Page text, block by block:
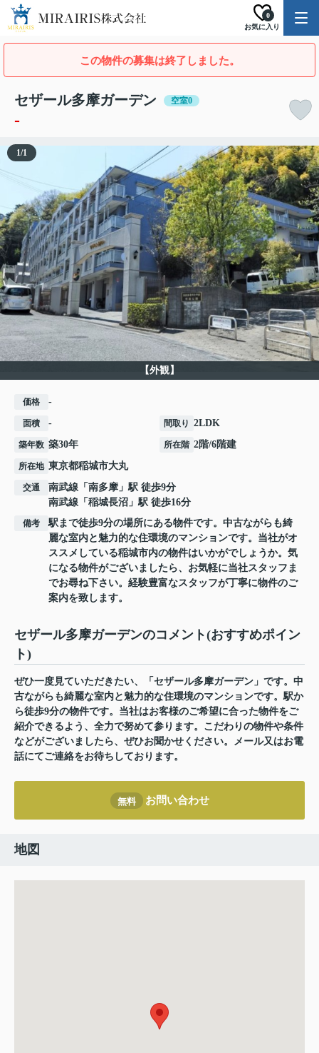
お気に入り
0
この物件の募集は終了しました。
セザール多摩ガーデン 空室0
-
【外観】
1/1
価格 -
面積 - 間取り 2LDK
築年数 築30年 所在階 2階/6階建
所在地 東京都稲城市大丸
交通 南武線 「 南多摩 」駅 徒歩9分
南武線 「 稲城長沼 」駅 徒歩16分
備考
駅まで徒歩9分の場所にある物件です。中古ながらも綺
麗な室内と魅力的な住環境のマンションです。当社がオ
ススメしている稲城市内の物件はいかがでしょうか。気
になる物件がございましたら、お気軽に当社スタッフま
でお尋ね下さい。経験豊富なスタッフが丁寧に物件のご
案内を致します。
セザール多摩ガーデンのコメント(おすすめポイン
ト)
ぜひ一度見ていただきたい、「セザール多摩ガーデン」です。中
古ながらも綺麗な室内と魅力的な住環境のマンションです。駅か
ら徒歩9分の物件です。当社はお客様のご希望に合った物件をご
紹介できるよう、全力で努めて参ります。こだわりの物件や条件
などがございましたら、ぜひお聞かせください。メール又はお電
話にてご連絡をお待ちしております。
無料 お問い合わせ
地図